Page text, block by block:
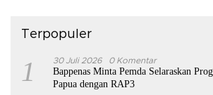
Terpopuler
1 30 Juli 2026 0 Komentar
Bappenas Minta Pemda Selaraskan
Papua dengan RAP3